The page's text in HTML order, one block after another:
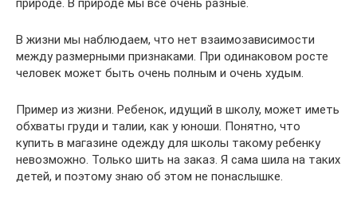
природе. В природе мы все очень разные.
В жизни мы наблюдаем, что нет взаимозависимости
между размерными признаками. При одинаковом росте
человек может быть очень полным и очень худым.
Пример из жизни. Ребенок, идущий в школу, может иметь
обхваты груди и талии, как у юноши. Понятно, что
купить в магазине одежду для школы такому ребенку
невозможно. Только шить на заказ. Я сама шила на таких
детей, и поэтому знаю об этом не понаслышке.